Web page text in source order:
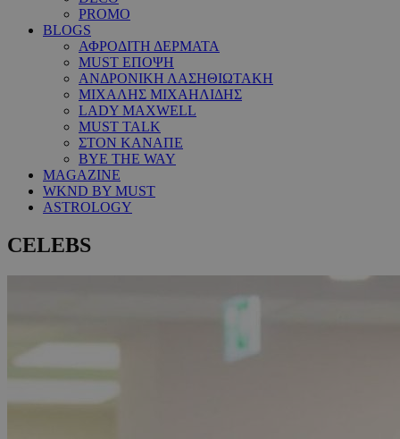
PROMO
BLOGS
ΑΦΡΟΔΙΤΗ ΔΕΡΜΑΤΑ
MUST ΕΠΟΨΗ
ΑΝΔΡΟΝΙΚΗ ΛΑΣΗΘΙΩΤΑΚΗ
ΜΙΧΑΛΗΣ ΜΙΧΑΗΛΙΔΗΣ
LADY MAXWELL
MUST TALK
ΣΤΟΝ ΚΑΝΑΠΕ
BYE THE WAY
MAGAZINE
WKND BY MUST
ASTROLOGY
CELEBS